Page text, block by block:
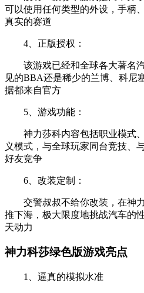
可以使用任何类型的外设，手柄
真实的赛道
4、正版授权：
该游戏已经和全球各大著名汽
见的BBA还是稀少的兰博、科尼
据都来自官方
5、游戏功能：
神力莎科内容包括职业模式、
义模式，与全球玩家同台竞技、
好友竞争
6、改装定制：
交警叔叔不给你改装，在神力
推下海，极大限度地挑战汽车的
天动力
神力科莎绿色版游戏亮点
1、逼真的模拟水准